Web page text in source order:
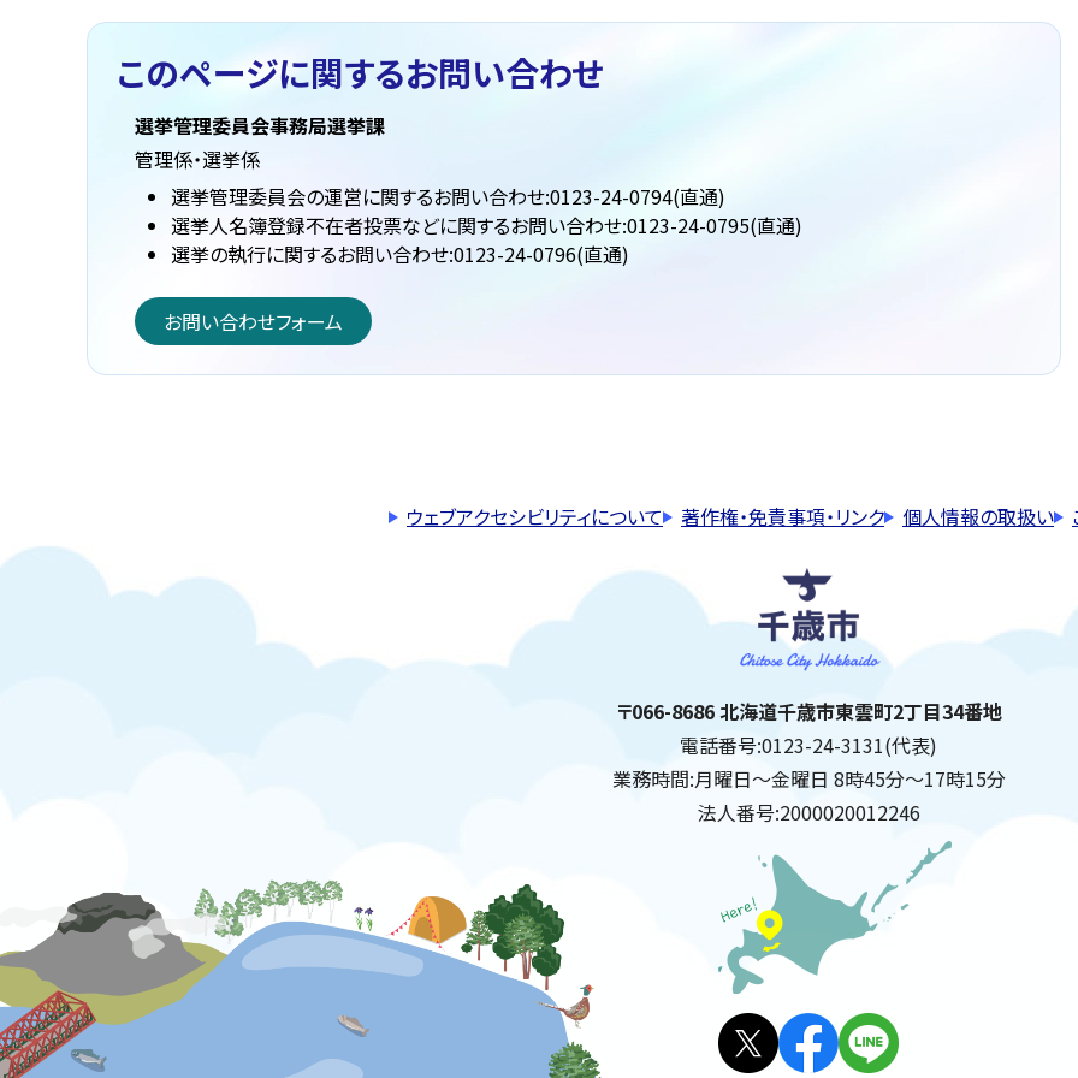
このページに関するお問い合わせ
選挙管理委員会事務局選挙課
管理係・選挙係
選挙管理委員会の運営に関するお問い合わせ:0123-24-0794(直通)
選挙人名簿登録不在者投票などに関するお問い合わせ:0123-24-0795(直通)
選挙の執行に関するお問い合わせ:0123-24-0796(直通)
お問い合わせフォーム
ウェブアクセシビリティについて 著作権・免責事項・リンク 個人情報の取扱い
千歳市
住所:
〒066-8686 北海道千歳市東雲町2丁目34番地
電話番号:0123-24-3131(代表)
業務時間:月曜日～金曜日 8時45分～17時15分
法人番号:2000020012246
公式SNS